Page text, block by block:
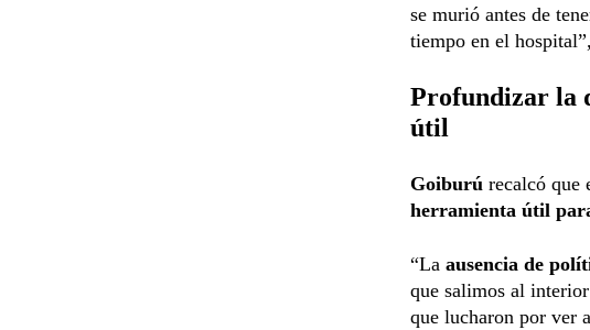
se murió antes de
tiempo en el
Profundizar la
útil
Goiburú recalcó que
herramienta útil
“La ausencia de
que salimos al
que lucharon por ver